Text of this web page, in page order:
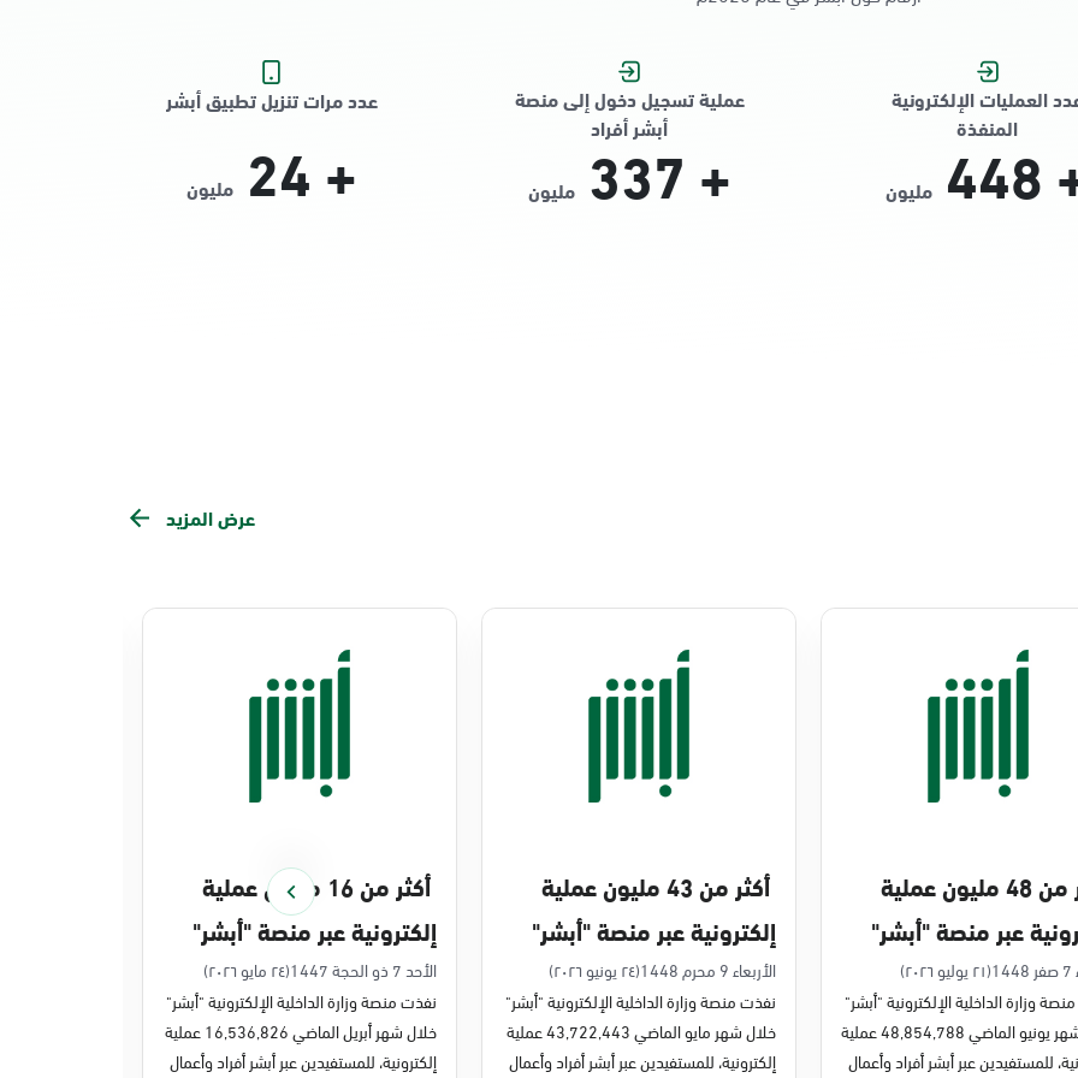
العمليات الإلكترونية
المنفذة
448 مليون
عملية تسجيل دخول إلى منصة
أبشر أفراد
+
337 مليون
عدد مرات تنزيل تطبيق أبشر
+
24 مليون
عرض المزيد
أكثر من 48 مليون عملية
عبر منصة "أبشر"
2026م
(٢١ يوليو ٢٠٢٦)
وزارة الداخلية الإلكترونية "أبشر"
خلال شهر يونيو الماضي 48,854,788 عملية
للمستفيدين عبر أبشر أفراد وأعمال
أكثر من 43 مليون عملية
إلكترونية عبر منصة "أبشر"
في مايو 2026م
الأربعاء 9 محرم 1448
(٢٤ يونيو ٢٠٢٦)
نفذت منصة وزارة الداخلية الإلكترونية "أبشر"
خلال شهر مايو الماضي 43,722,443 عملية
إلكترونية، للمستفيدين عبر أبشر أفراد وأعمال
أكثر من 16 مليون عملية
إلكترونية عبر منصة "أبشر"
في أبريل 2026م
الأحد 7 ذو الحجة 1447
(٢٤ مايو ٢٠٢٦)
نفذت منصة وزارة الداخلية الإلكترونية "أبشر"
خلال شهر أبريل الماضي 16,536,826 عملية
إلكترونية، للمستفيدين عبر أبشر أفراد وأعمال